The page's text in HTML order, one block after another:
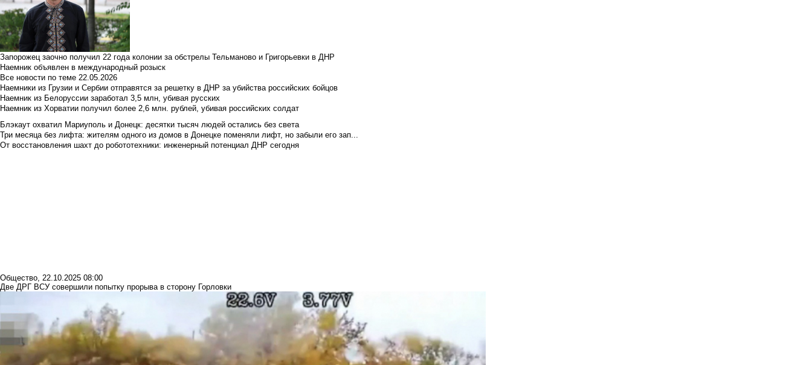
Запорожец заочно получил 22 года колонии за обстрелы Тельманово и Григорьевки в ДНР
Наемник объявлен в международный розыск
Все новости по теме 22.05.2026
Наемники из Грузии и Сербии отправятся за решетку в ДНР за убийства российских бойцов
Наемник из Белоруссии заработал 3,5 млн, убивая русских
Наемник из Хорватии получил более 2,6 млн. рублей, убивая российских солдат
Блэкаут охватил Мариуполь и Донецк: десятки тысяч людей остались без света
Три месяца без лифта: жителям одного из домов в Донецке поменяли лифт, но забыли его зап...
От восстановления шахт до робототехники: инженерный потенциал ДНР сегодня
Общество 22.10.2025 08:00
Две ДРГ ВСУ совершили попытку прорыва в сторону Горловки